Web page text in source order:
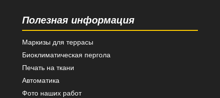
Полезная информация
Маркизы для террасы
Биоклиматическая пергола
Печать на ткани
Автоматика
Фото наших работ